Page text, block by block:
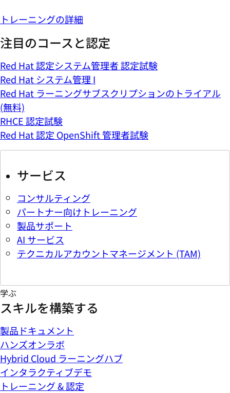
トレーニングの詳細
注目のコースと認定
Red Hat 認定システム管理者 認定試験
Red Hat システム管理 I
Red Hat ラーニングサブスクリプションのトライアル
(無料)
RHCE 認定試験
Red Hat 認定 OpenShift 管理者試験
サービス
コンサルティング
パートナー向けトレーニング
製品サポート
AI サービス
テクニカルアカウントマネージメント (TAM)
学ぶ
スキルを構築する
製品ドキュメント
ハンズオンラボ
Hybrid Cloud ラーニングハブ
インタラクティブデモ
トレーニング & 認定